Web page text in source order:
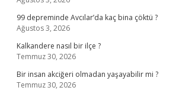
99 depreminde Avcılar’da kaç bina çöktü ?
Ağustos 3, 2026
Kalkandere nasıl bir ilçe ?
Temmuz 30, 2026
Bir insan akciğeri olmadan yaşayabilir mi ?
Temmuz 30, 2026